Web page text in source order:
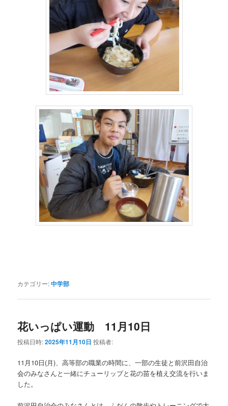
カテゴリー:中学部
花いっぱい運動 11月10日
投稿日時:2025年11月10日 投稿者:
11月10日(月)、高等部の職業の時間に、一部の生徒と前沢田自治
会のみなさんと一緒にチューリップと花の苗を植え交流を行いま
した。